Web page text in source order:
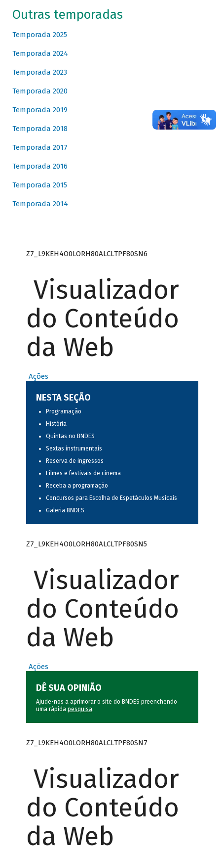
Outras temporadas
Temporada 2025
Temporada 2024
Temporada 2023
Temporada 2020
Temporada 2019
Temporada 2018
Temporada 2017
Temporada 2016
Temporada 2015
Temporada 2014
Z7_L9KEH4O0LORH80ALCLTPF80SN6
Visualizador
do Conteúdo
da Web
Ações
NESTA SEÇÃO
Programação
História
Quintas no BNDES
Sextas instrumentais
Reserva de ingressos
Filmes e festivais de cinema
Receba a programação
Concursos para Escolha de Espetáculos Musicais
Galeria BNDES
Z7_L9KEH4O0LORH80ALCLTPF80SN5
Visualizador
do Conteúdo
da Web
Ações
DÊ SUA OPINIÃO
Ajude-nos a aprimorar o site do BNDES preenchendo
uma rápida pesquisa.
Z7_L9KEH4O0LORH80ALCLTPF80SN7
Visualizador
do Conteúdo
da Web